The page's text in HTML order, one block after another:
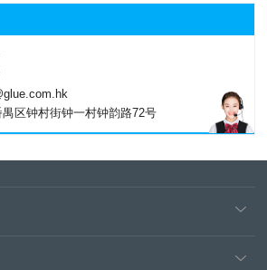
区钟村街钟一村钟韵路72号